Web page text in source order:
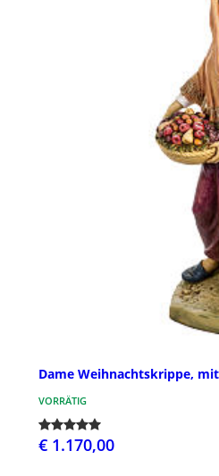
Dame Weihnachtskrippe,
VORRÄTIG
€ 1.170,00